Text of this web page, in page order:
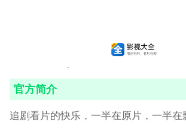
官方简介
追剧看片的快乐，一半在原片，一半在